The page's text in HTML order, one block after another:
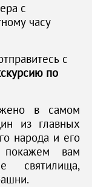
с
часу
с
по
в самом
из главных
народа и его
покажем вам
святилища,